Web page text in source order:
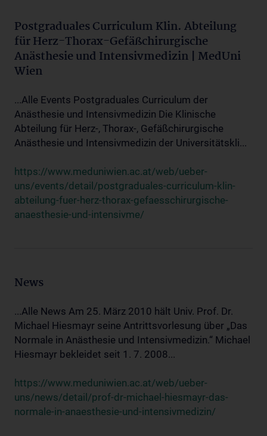
Postgraduales Curriculum Klin. Abteilung
für Herz-Thorax-Gefäßchirurgische
Anästhesie und Intensivmedizin | MedUni
Wien
...Alle Events Postgraduales Curriculum der
Anästhesie und Intensivmedizin Die Klinische
Abteilung für Herz-, Thorax-, Gefäßchirurgische
Anästhesie und Intensivmedizin der Universitätskli...
https://www.meduniwien.ac.at/web/ueber-
uns/events/detail/postgraduales-curriculum-klin-
abteilung-fuer-herz-thorax-gefaesschirurgische-
anaesthesie-und-intensivme/
News
...Alle News Am 25. März 2010 hält Univ. Prof. Dr.
Michael Hiesmayr seine Antrittsvorlesung über „Das
Normale in Anästhesie und Intensivmedizin.“ Michael
Hiesmayr bekleidet seit 1. 7. 2008...
https://www.meduniwien.ac.at/web/ueber-
uns/news/detail/prof-dr-michael-hiesmayr-das-
normale-in-anaesthesie-und-intensivmedizin/